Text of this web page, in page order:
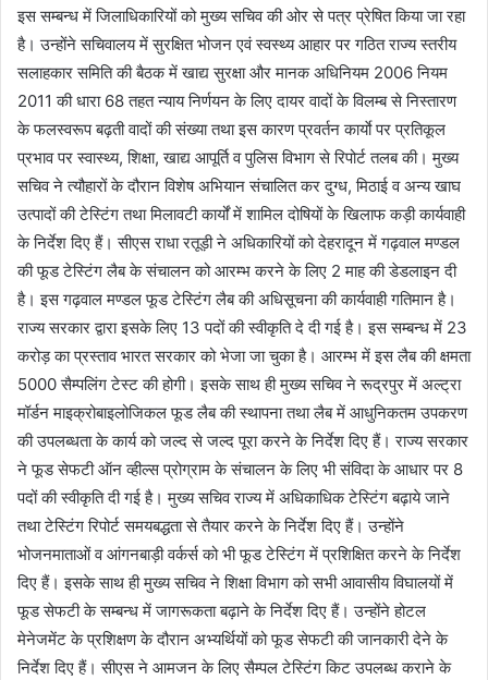
इस सम्बन्ध में जिलाधिकारियों को मुख्य सचिव की ओर से पत्र प्रेषित किया जा रहा
है। उन्होंने सचिवालय में सुरक्षित भोजन एवं स्वस्थ्य आहार पर गठित राज्य स्तरीय
सलाहकार समिति की बैठक में खाद्य सुरक्षा और मानक अधिनियम 2006 नियम
2011 की धारा 68 तहत न्याय निर्णयन के लिए दायर वादों के विलम्ब से निस्तारण
के फलस्वरूप बढ़ती वादों की संख्या तथा इस कारण प्रवर्तन कार्याे पर प्रतिकूल
प्रभाव पर स्वास्थ्य, शिक्षा, खाद्य आपूर्ति व पुलिस विभाग से रिपोर्ट तलब की। मुख्य
सचिव ने त्यौहारों के दौरान विशेष अभियान संचालित कर दुग्ध, मिठाई व अन्य खाघ
उत्पादों की टेस्टिंग तथा मिलावटी कार्यों में शामिल दोषियों के खिलाफ कड़ी कार्यवाही
के निर्देश दिए हैं। सीएस राधा रतूड़ी ने अधिकारियों को देहरादून में गढ़वाल मण्डल
की फूड टेस्टिंग लैब के संचालन को आरम्भ करने के लिए 2 माह की डेडलाइन दी
है। इस गढ़वाल मण्डल फूड टेस्टिंग लैब की अधिसूचना की कार्यवाही गतिमान है।
राज्य सरकार द्वारा इसके लिए 13 पदों की स्वीकृति दे दी गई है। इस सम्बन्ध में 23
करोड़ का प्रस्ताव भारत सरकार को भेजा जा चुका है। आरम्भ में इस लैब की क्षमता
5000 सैम्पलिंग टेस्ट की होगी। इसके साथ ही मुख्य सचिव ने रूद्रपुर में अल्ट्रा
मॉर्डन माइक्रोबाइलोजिकल फूड लैब की स्थापना तथा लैब में आधुनिकतम उपकरण
की उपलब्धता के कार्य को जल्द से जल्द पूरा करने के निर्देश दिए हैं। राज्य सरकार
ने फूड सेफटी ऑन व्हील्स प्रोग्राम के संचालन के लिए भी संविदा के आधार पर 8
पदों की स्वीकृति दी गई है। मुख्य सचिव राज्य में अधिकाधिक टेस्टिंग बढ़ाये जाने
तथा टेस्टिंग रिपोर्ट समयबद्धता से तैयार करने के निर्देश दिए हैं। उन्होंने
भोजनमाताओं व आंगनबाड़ी वर्कर्स को भी फूड टेस्टिंग में प्रशिक्षित करने के निर्देश
दिए हैं। इसके साथ ही मुख्य सचिव ने शिक्षा विभाग को सभी आवासीय विघालयों में
फूड सेफटी के सम्बन्ध में जागरूकता बढ़ाने के निर्देश दिए हैं। उन्होंने होटल
मेनेजमेंट के प्रशिक्षण के दौरान अभ्यर्थियों को फूड सेफटी की जानकारी देने के
निर्देश दिए हैं। सीएस ने आमजन के लिए सैम्पल टेस्टिंग किट उपलब्ध कराने के